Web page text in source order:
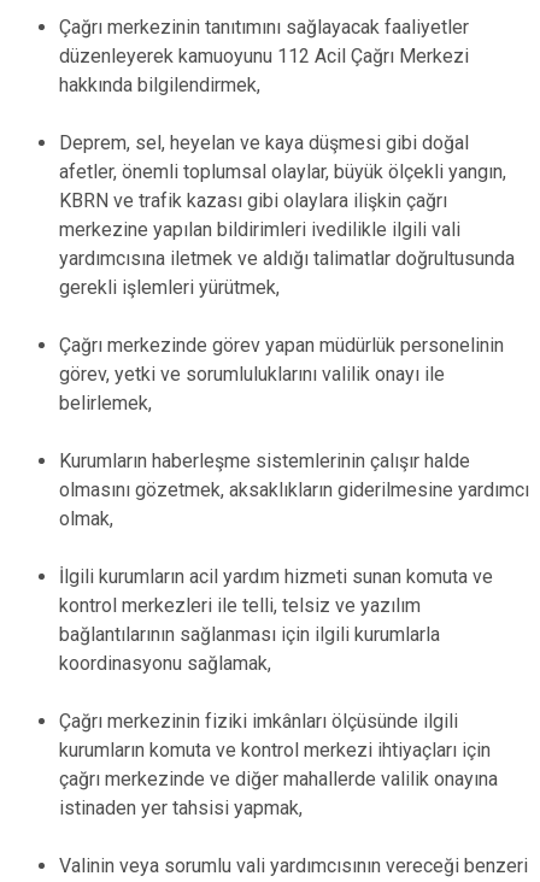
Çağrı merkezinin tanıtımını sağlayacak faaliyetler
düzenleyerek kamuoyunu 112 Acil Çağrı Merkezi
hakkında bilgilendirmek,
Deprem, sel, heyelan ve kaya düşmesi gibi doğal
afetler, önemli toplumsal olaylar, büyük ölçekli yangın,
KBRN ve trafik kazası gibi olaylara ilişkin çağrı
merkezine yapılan bildirimleri ivedilikle ilgili vali
yardımcısına iletmek ve aldığı talimatlar doğrultusunda
gerekli işlemleri yürütmek,
Çağrı merkezinde görev yapan müdürlük personelinin
görev, yetki ve sorumluluklarını valilik onayı ile
belirlemek,
Kurumların haberleşme sistemlerinin çalışır halde
olmasını gözetmek, aksaklıkların giderilmesine yardımcı
olmak,
İlgili kurumların acil yardım hizmeti sunan komuta ve
kontrol merkezleri ile telli, telsiz ve yazılım
bağlantılarının sağlanması için ilgili kurumlarla
koordinasyonu sağlamak,
Çağrı merkezinin fiziki imkânları ölçüsünde ilgili
kurumların komuta ve kontrol merkezi ihtiyaçları için
çağrı merkezinde ve diğer mahallerde valilik onayına
istinaden yer tahsisi yapmak,
Valinin veya sorumlu vali yardımcısının vereceği benzeri